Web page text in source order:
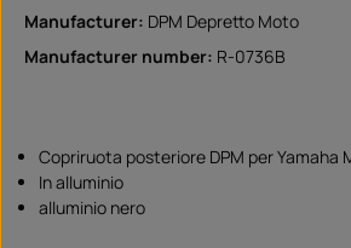
Manufacturer: DPM Depretto Moto
Manufacturer number: R-0736B
Copriruota posteriore DPM per Yamaha
In alluminio
alluminio nero